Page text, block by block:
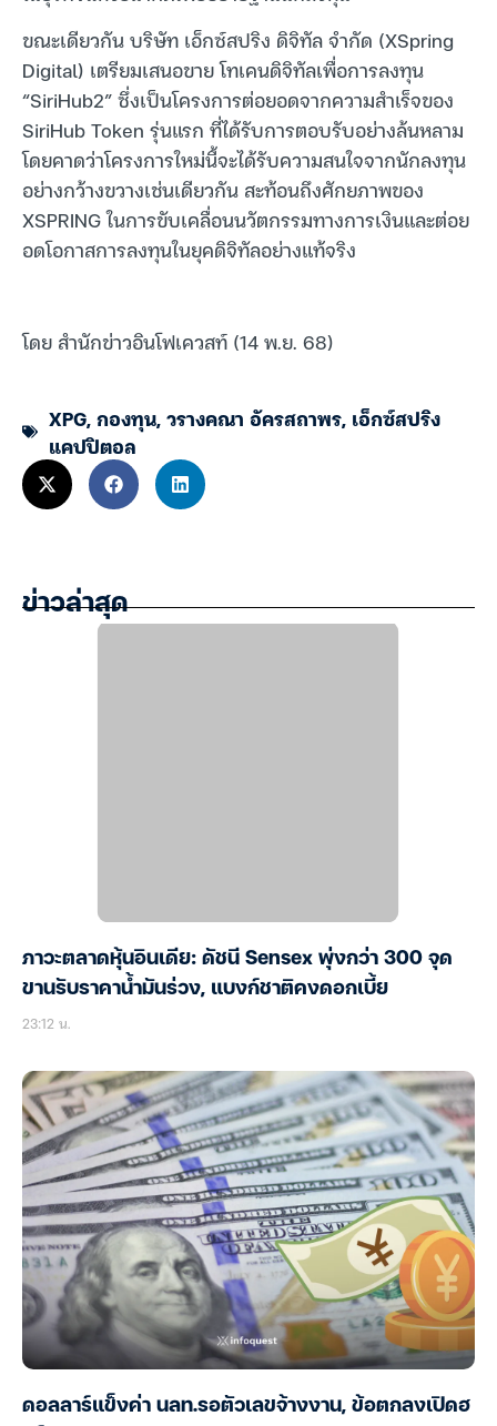
ขณะเดียวกัน บริษัท เอ็กซ์สปริง ดิจิทัล จำกัด (XSpring
Digital) เตรียมเสนอขาย โทเคนดิจิทัลเพื่อการลงทุน
“SiriHub2” ซึ่งเป็นโครงการต่อยอดจากความสำเร็จของ
SiriHub Token รุ่นแรก ที่ได้รับการตอบรับอย่างล้นหลาม
โดยคาดว่าโครงการใหม่นี้จะได้รับความสนใจจากนักลงทุน
อย่างกว้างขวางเช่นเดียวกัน สะท้อนถึงศักยภาพของ
XSPRING ในการขับเคลื่อนนวัตกรรมทางการเงินและต่อย
อดโอกาสการลงทุนในยุคดิจิทัลอย่างแท้จริง
โดย สำนักข่าวอินโฟเควสท์ (14 พ.ย. 68)
XPG,กองทุน,วรางคณา อัครสถาพร, เอ็กซ์สปริง
แคปปิตอล
ข่าวล่าสุด
ภาวะตลาดหุ้นอินเดีย: ดัชนี Sensex พุ่งกว่า 300 จุด
ขานรับราคาน้ำมันร่วง, แบงก์ชาติคงดอกเบี้ย
23:12 น.
ดอลลาร์แข็งค่า นลท.รอตัวเลขจ้างงาน, ข้อตกลงเปิดฮ